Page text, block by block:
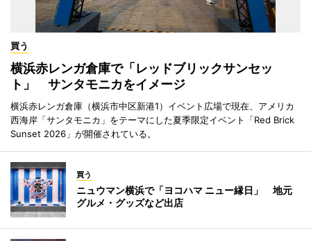
買う
横浜赤レンガ倉庫で「レッドブリックサンセッ
ト」 サンタモニカをイメージ
横浜赤レンガ倉庫（横浜市中区新港1）イベント広場で現在、アメリカ
西海岸「サンタモニカ」をテーマにした夏季限定イベント「Red Brick
Sunset 2026」が開催されている。
買う
ニュウマン横浜で「ヨコハマ ニュー縁日」 地元
グルメ・グッズなど出店